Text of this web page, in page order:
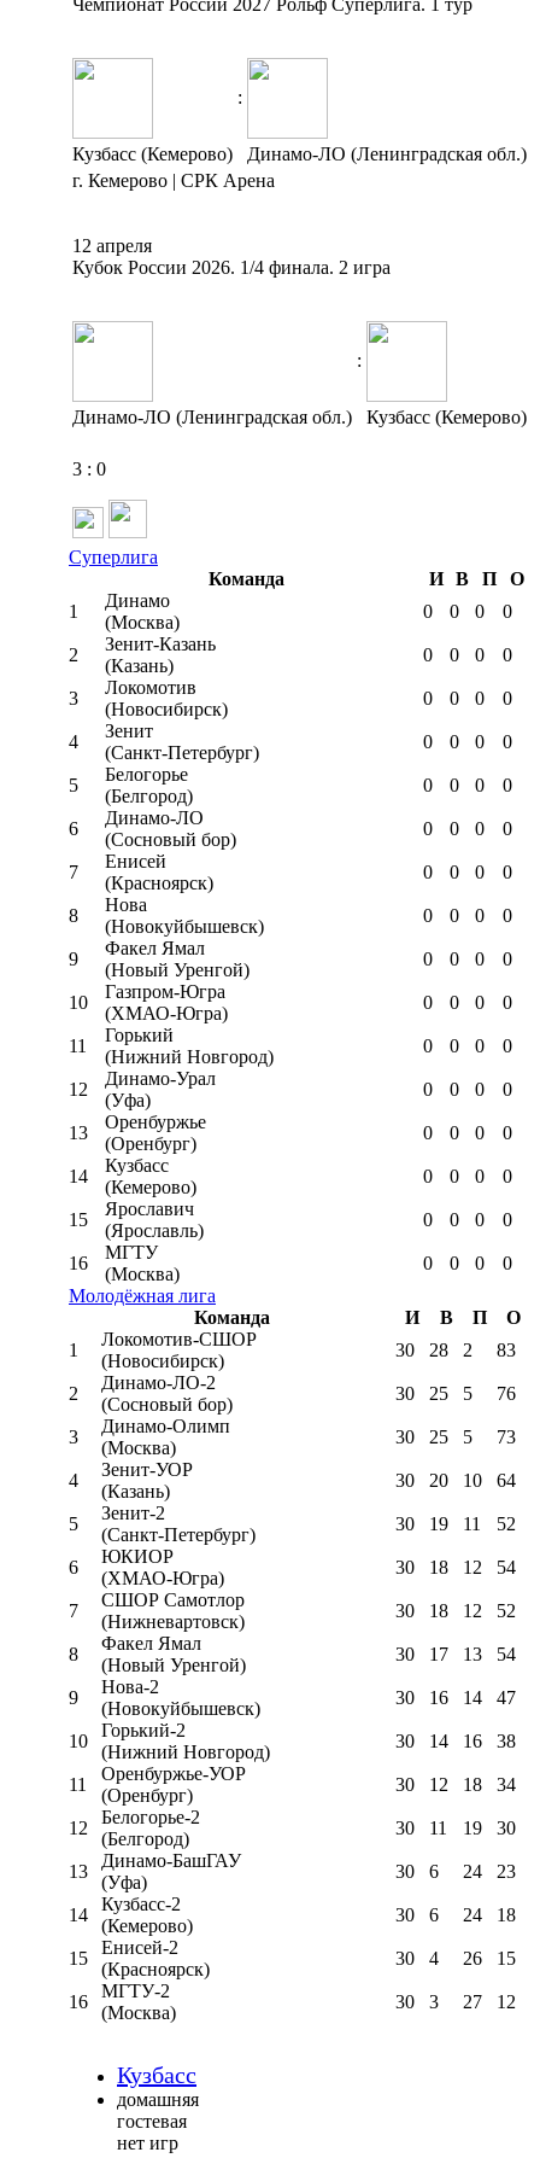
Чемпионат России 2027 Рольф Суперлига. 1 тур
:
Кузбасс (Кемерово)
Динамо-ЛО (Ленинградская обл.)
г. Кемерово | СРК Арена
12 апреля
Кубок России 2026. 1/4 финала. 2 игра
:
Динамо-ЛО (Ленинградская обл.) Кузбасс (Кемерово)
3 : 0
Суперлига
Команда
И В П
О
1
Динамо
(Москва)
0 0 0 0
2
Зенит-Казань
(Казань)
0 0 0 0
3
Локомотив
(Новосибирск)
0 0 0 0
4
Зенит
(Санкт-Петербург)
0 0 0 0
5
Белогорье
(Белгород)
0 0 0 0
6
Динамо-ЛО
(Сосновый бор)
0 0 0 0
7
Енисей
(Красноярск)
0 0 0 0
8
Нова
(Новокуйбышевск)
0 0 0 0
9
Факел Ямал
(Новый Уренгой)
0 0 0 0
10
Газпром-Югра
(ХМАО-Югра)
0 0 0 0
11
Горький
(Нижний Новгород)
0 0 0 0
12
Динамо-Урал
(Уфа)
0 0 0 0
13
Оренбуржье
(Оренбург)
0 0 0 0
14
Кузбасс
(Кемерово)
0 0 0 0
15
Ярославич
(Ярославль)
0 0 0 0
16
МГТУ
(Москва)
0 0 0
0
Молодёжная лига
Команда
И В П
О
1
Локомотив-CШОР
(Новосибирск)
30 28 2 83
2
Динамо-ЛО-2
(Сосновый бор)
30 25 5 76
3
Динамо-Олимп
(Москва)
30 25 5 73
4
Зенит-УОР
(Казань)
30 20 10 64
5
Зенит-2
(Санкт-Петербург)
30 19 11 52
6
ЮКИОР
(ХМАО-Югра)
30 18 12 54
7
СШОР Самотлор
(Нижневартовск)
30 18 12 52
8
Факел Ямал
(Новый Уренгой)
30 17 13 54
9
Нова-2
(Новокуйбышевск)
30 16 14 47
10
Горький-2
(Нижний Новгород)
30 14 16 38
11
Оренбуржье-УОР
(Оренбург)
30 12 18 34
12
Белогорье-2
(Белгород)
30 11 19 30
13
Динамо-БашГАУ
(Уфа)
30 6 24 23
14
Кузбасс-2
(Кемерово)
30 6 24 18
15
Енисей-2
(Красноярск)
30 4 26 15
16
МГТУ-2
(Москва)
30 3 27 12
Кузбасс
домашняя
гостевая
нет игр